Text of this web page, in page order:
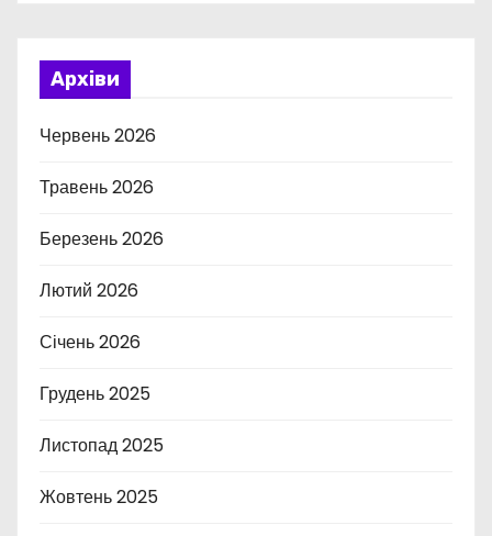
Архіви
Червень 2026
Травень 2026
Березень 2026
Лютий 2026
Січень 2026
Грудень 2025
Листопад 2025
Жовтень 2025